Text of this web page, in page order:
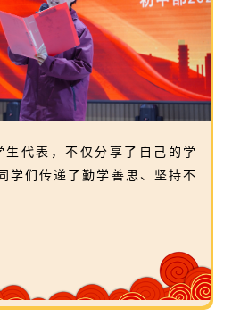
生代表，不仅分享了自己的学
学们传递了勤学善思、坚持不